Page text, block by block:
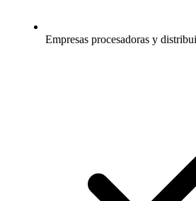
Empresas procesadoras y